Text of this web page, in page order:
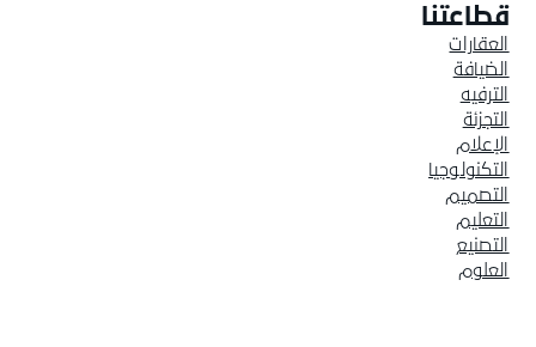
قطاعتنا
العقارات
الضيافة
الترفيه
التجزئة
الإعلام
التكنولوجيا
التصميم
التعليم
التصنيع
العلوم